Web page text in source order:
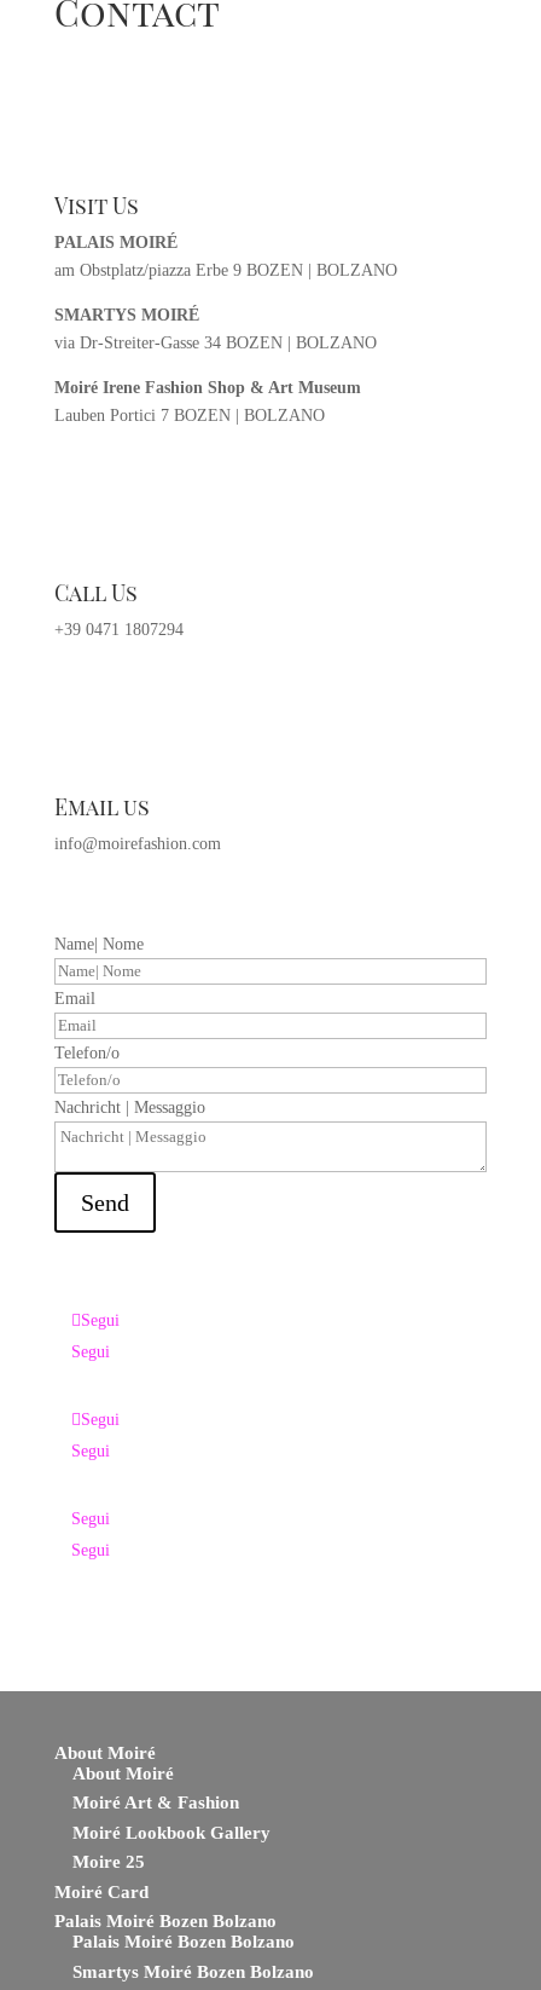
Contact
Visit Us
PALAIS MOIRÉ
am Obstplatz/piazza Erbe 9 BOZEN | BOLZANO
SMARTYS MOIRÉ
via Dr-Streiter-Gasse 34 BOZEN | BOLZANO
Moiré Irene Fashion Shop & Art Museum
Lauben Portici 7 BOZEN | BOLZANO
Call Us
+39 0471 1807294
Email us
info@moirefashion.com
Name| Nome
Email
Telefon/o
Nachricht | Messaggio
Send
Segui
Segui
Segui
Segui
Segui
Segui
About Moiré
About Moiré
Moiré Art & Fashion
Moiré Lookbook Gallery
Moire 25
Moiré Card
Palais Moiré Bozen Bolzano
Palais Moiré Bozen Bolzano
Smartys Moiré Bozen Bolzano